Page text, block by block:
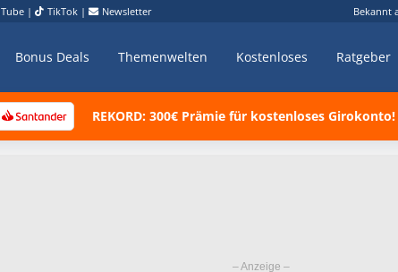
| TikTok | Newsletter Bekannt
Bonus Deals Themenwelten Kostenloses Ratgeber
REKORD: 300€ Prämie für kostenloses Girokonto!